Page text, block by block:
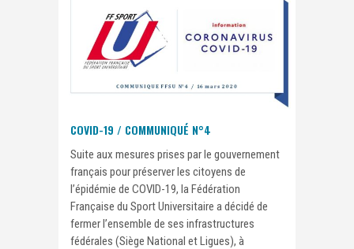
COVID-19 / COMMUNIQUÉ N°4
Suite aux mesures prises par le gouvernement
français pour préserver les citoyens de
l’épidémie de COVID-19, la Fédération
Française du Sport Universitaire a décidé de
fermer l’ensemble de ses infrastructures
fédérales (Siège National et Ligues), à